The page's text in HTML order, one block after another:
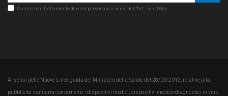
Autorizzo il trattamento dei dati personali ai sensi dell’Art. 7 del D.lgs.
Ai sensi delle Nuove Linee guida del Ministero della Salute del 28/03/2013, relative alla
pubblicità sanitaria concernente i dispositivi medici, dispositivi medico-diagnostici in vitro